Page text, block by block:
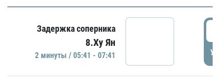
Задержка соперника
8.Ху Ян
2 минуты / 05:41 - 07:41